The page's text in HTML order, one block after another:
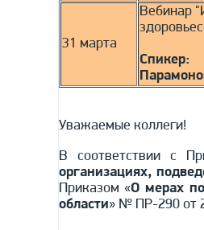
31 марта
Вебинар
Спикер:
Уважаемые коллеги!
В соответствии с
организациях,
Приказом «О мерах
области» № ПР-290 от